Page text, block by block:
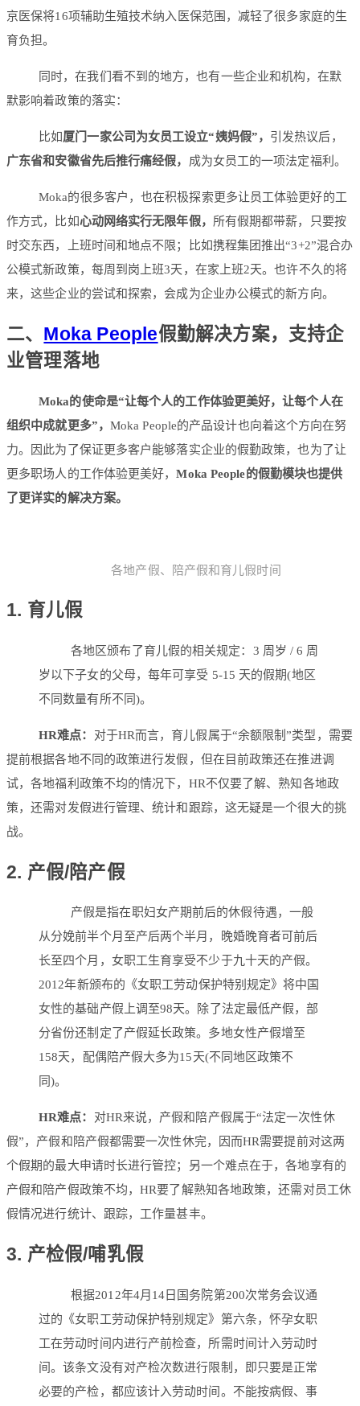
京医保将16项辅助生殖技术纳入医保范围，减轻了很多家庭的生
育负担。
同时，在我们看不到的地方，也有一些企业和机构，在默
默影响着政策的落实：
比如厦门一家公司为女员工设立“姨妈假”， 引发热议后，
广东省和安徽省先后推行痛经假， 成为女员工的一项法定福利。
Moka的很多客户，也在积极探索更多让员工体验更好的工
作方式，比如心动网络实行无限年假， 所有假期都带薪，只要按
时交东西，上班时间和地点不限；比如携程集团推出“3+2”混合办
公模式新政策，每周到岗上班3天，在家上班2天。也许不久的将
来，这些企业的尝试和探索，会成为企业办公模式的新方向。
二、 Moka People假勤解决方案，支持企
业管理落地
Moka的使命是“让每个人的工作体验更美好，让每个人在
组织中成就更多”， Moka People的产品设计也向着这个方向在努
力。因此为了保证更多客户能够落实企业的假勤政策，也为了让
更多职场人的工作体验更美好，Moka People的假勤模块也提供
了更详实的解决方案。
各地产假、陪产假和育儿假时间
1. 育儿假
各地区颁布了育儿假的相关规定：3 周岁 / 6 周
岁以下子女的父母，每年可享受 5-15 天的假期(地区
不同数量有所不同)。
HR难点： 对于HR而言，育儿假属于“余额限制”类型，需要
提前根据各地不同的政策进行发假，但在目前政策还在推进调
试，各地福利政策不均的情况下，HR不仅要了解、熟知各地政
策，还需对发假进行管理、统计和跟踪，这无疑是一个很大的挑
战。
2. 产假/陪产假
产假是指在职妇女产期前后的休假待遇，一般
从分娩前半个月至产后两个半月，晚婚晚育者可前后
长至四个月，女职工生育享受不少于九十天的产假。
2012年新颁布的《女职工劳动保护特别规定》将中国
女性的基础产假上调至98天。除了法定最低产假，部
分省份还制定了产假延长政策。多地女性产假增至
158天，配偶陪产假大多为15天(不同地区政策不
同)。
HR难点： 对HR来说，产假和陪产假属于“法定一次性休
假”，产假和陪产假都需要一次性休完，因而HR需要提前对这两
个假期的最大申请时长进行管控；另一个难点在于，各地享有的
产假和陪产假政策不均，HR要了解熟知各地政策，还需对员工休
假情况进行统计、跟踪，工作量甚丰。
3. 产检假/哺乳假
根据2012年4月14日国务院第200次常务会议通
过的《女职工劳动保护特别规定》第六条，怀孕女职
工在劳动时间内进行产前检查，所需时间计入劳动时
间。该条文没有对产检次数进行限制，即只要是正常
必要的产检，都应该计入劳动时间。不能按病假、事